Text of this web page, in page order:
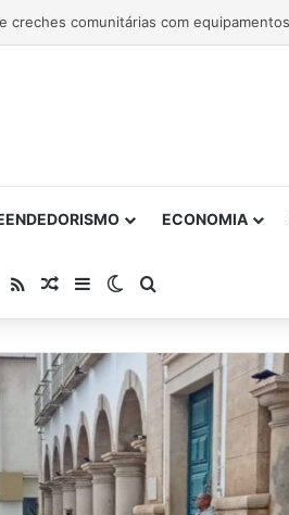
ECONOMIA
WhatsApp
RSSArtigo Aleatório
Barra Lateral
Switch skin
Procurar por